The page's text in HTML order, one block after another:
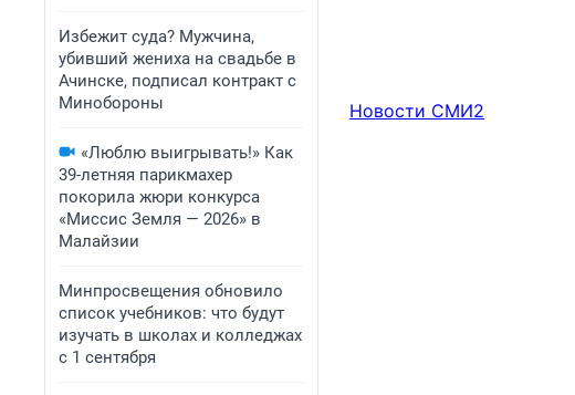
Избежит суда? Мужчина,
убивший жениха на свадьбе в
Ачинске, подписал контракт с
Минобороны
«Люблю выигрывать!» Как
39-летняя парикмахер
покорила жюри конкурса
«Миссис Земля — 2026» в
Малайзии
Минпросвещения обновило
список учебников: что будут
изучать в школах и колледжах
с 1 сентября
Новости СМИ2